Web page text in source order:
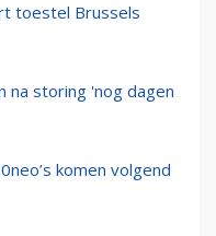
toestel Brussels
na storing 'nog dagen
komen volgend